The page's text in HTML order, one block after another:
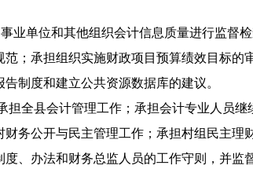
单位和其他组织会计信息质量进行监督
；承担组织实施财政项目预算绩效目标
制度和建立公共资源数据库的建议。
县会计管理工作；承担会计专业人员继
务公开与民主管理工作；承担村组民主
、办法和财务总监人员的工作守则，并